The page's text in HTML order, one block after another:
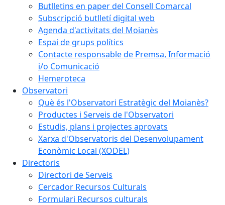
Butlletins en paper del Consell Comarcal
Subscripció butlletí digital web
Agenda d'activitats del Moianès
Espai de grups polítics
Contacte responsable de Premsa, Informació
i/o Comunicació
Hemeroteca
Observatori
Què és l'Observatori Estratègic del Moianès?
Productes i Serveis de l'Observatori
Estudis, plans i projectes aprovats
Xarxa d'Observatoris del Desenvolupament
Econòmic Local (XODEL)
Directoris
Directori de Serveis
Cercador Recursos Culturals
Formulari Recursos culturals